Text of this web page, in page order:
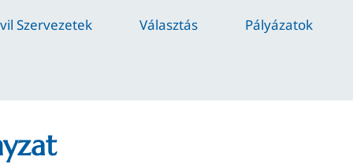
Szervezetek Választás Pályázatok